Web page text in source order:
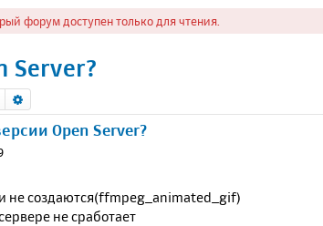
форум доступен только для чтения.
Server?
Поиск
Open Server?
не создаются(ffmpeg_animated_gif)
не сработает